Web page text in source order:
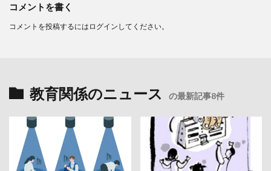
コメントを書く
コメントを投稿するには ログイン してください。
教育関係のニュース の最新記事8件